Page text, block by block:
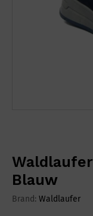
Blauw
Brand: Waldlaufer